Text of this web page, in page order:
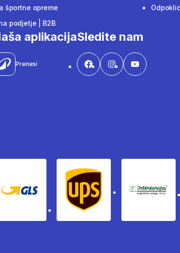
športne opreme
podjetje | B2B
aplikacija
Prenesi
Sledite nam
Gls Ups